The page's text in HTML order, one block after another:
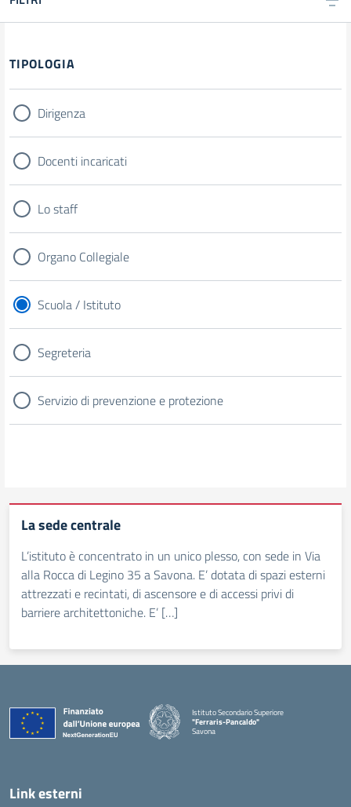
TIPOLOGIA
Dirigenza
Docenti incaricati
Lo staff
Organo Collegiale
Scuola / Istituto
Segreteria
Servizio di prevenzione e protezione
La sede centrale
L’istituto è concentrato in un unico plesso, con sede in Via
alla Rocca di Legino 35 a Savona. E’ dotata di spazi esterni
attrezzati e recintati, di ascensore e di accessi privi di
barriere architettoniche. E’ […]
Istituto Secondario Superiore
"Ferraris-Pancaldo"
Savona
Link esterni